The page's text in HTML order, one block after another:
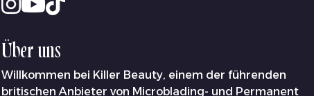
Über uns
Willkommen bei Killer Beauty, einem der führenden
britischen Anbieter von Microblading- und Permanent